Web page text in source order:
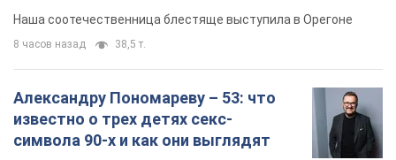
Видео
Наша соотечественница блестяще выступила в Орегоне
8 часов назад 38,5 т.
Александру Пономареву – 53: что
известно о трех детях секс-
символа 90-х и как они выглядят